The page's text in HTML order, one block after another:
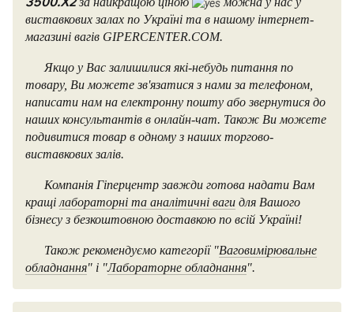
виставкових залах по Україні та в нашому інтернет-
магазині вагів GIPERCENTER.COM.
Якщо у Вас залишилися які-небудь питання по
товару, Ви можете зв'язатися з нами за телефоном,
написати нам на електронну пошту або звернутися до
наших консультантів в онлайн-чат. Також Ви можете
подивитися товар в одному з наших торгово-
виставкових залів.
Компанія Гіперцентр завжди готова надати Вам
кращі лабораторні та аналітичні ваги для Вашого
бізнесу з безкоштовною доставкою по всій Україні!
Також рекомендуємо категорії "Ваговимірювальне
обладнання" і "Лабораторне обладнання".